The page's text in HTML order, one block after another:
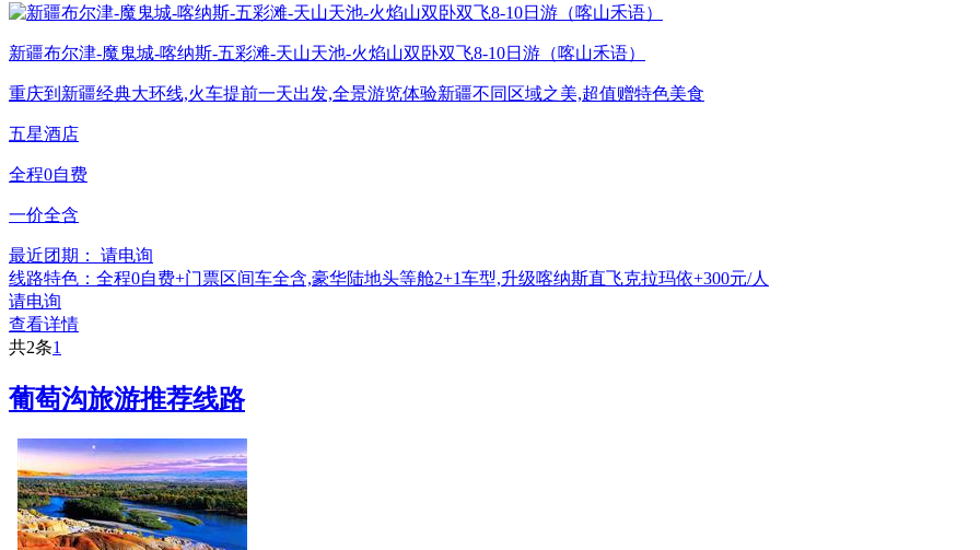
新疆布尔津-魔鬼城-喀纳斯-五彩滩-天山天池-火焰山双卧双飞8-10日游（喀山禾语）
重庆到新疆经典大环线,火车提前一天出发,全景游览体验新疆不同区域之美,超值赠特色美食
五星酒店
全程0自费
一价全含
最近团期： 请电询
线路特色：全程0自费+门票区间车全含,豪华陆地头等舱2+1车型,升级喀纳斯直飞克拉玛依+300元/人
请电询
查看详情
共2条1
葡萄沟旅游推荐线路